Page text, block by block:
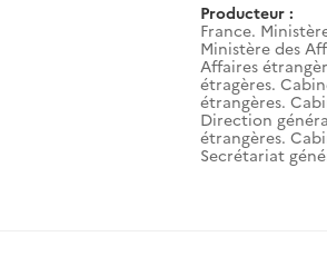
Producteur :
France.
Ministère des
Affaires
étragères.
étrangères.
Direction
étrangères.
Secrétariat